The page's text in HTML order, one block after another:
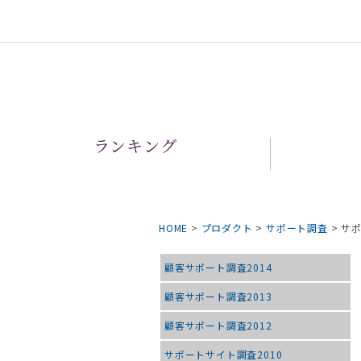
ランキング
HOME > プロダクト >サポート調査 >サ
顧客サポート調査2014
顧客サポート調査2013
顧客サポート調査2012
サポートサイト調査2010